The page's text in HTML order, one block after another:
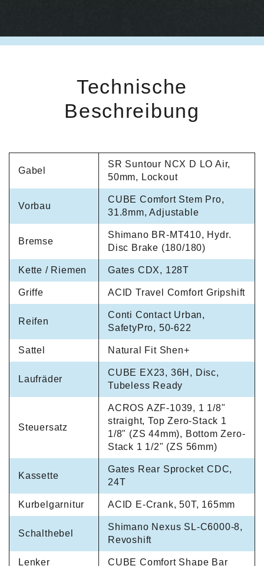
Technische
Beschreibung
Gabel
SR Suntour NCX D LO Air,
50mm, Lockout
Vorbau
CUBE Comfort Stem Pro,
31.8mm, Adjustable
Bremse
Shimano BR-MT410, Hydr.
Disc Brake (180/180)
Kette / Riemen Gates CDX, 128T
Griffe ACID Travel Comfort Gripshift
Reifen
Conti Contact Urban,
SafetyPro, 50-622
Sattel Natural Fit Shen+
Laufräder
CUBE EX23, 36H, Disc,
Tubeless Ready
Steuersatz
ACROS AZF-1039, 1 1/8"
straight, Top Zero-Stack 1
1/8" (ZS 44mm), Bottom Zero-
Stack 1 1/2" (ZS 56mm)
Kassette
Gates Rear Sprocket CDC,
24T
Kurbelgarnitur ACID E-Crank, 50T, 165mm
Schalthebel
Shimano Nexus SL-C6000-8,
Revoshift
Lenker CUBE Comfort Shape Bar